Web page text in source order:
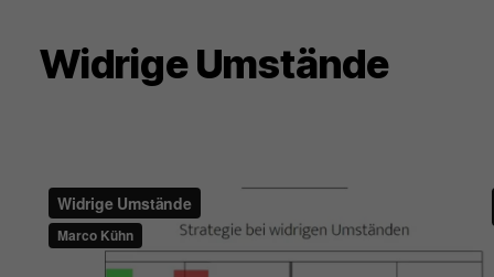
Widrige Umstände